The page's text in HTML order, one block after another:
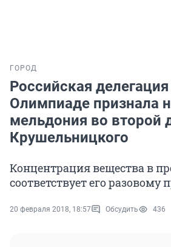
ГОРОД
Российская
Олимпиаде признала
мельдония во второй
Крушельницкого
Концентрация вещества в
соответствует его
20 февраля 2018, 18:57 Обсудить 436